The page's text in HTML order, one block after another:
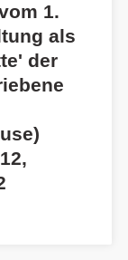
1.
als
der